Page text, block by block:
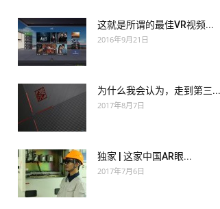
这就是所谓的最佳VR视频...
2016年9月21日
为什么我会认为，走到第三...
2017年8月7日
独家 | 这家中国AR眼...
2017年7月6日